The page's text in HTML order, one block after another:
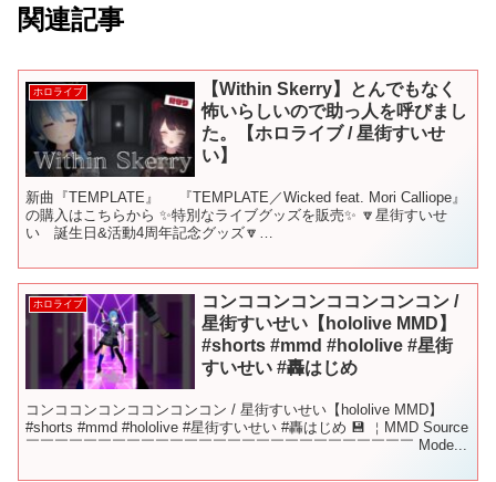
関連記事
ホロライブ
【Within Skerry】とんでもなく
怖いらしいので助っ人を呼びまし
た。【ホロライブ / 星街すいせ
い】
新曲『TEMPLATE』 『TEMPLATE／Wicked feat. Mori Calliope』
の購入はこちらから ✨特別なライブグッズを販売✨ 🔽星街すいせ
い 誕生日&活動4周年記念グッズ🔽
ホロライブ
コンココンコンココンコンコン /
星街すいせい【hololive MMD】
#shorts #mmd #hololive #星街
すいせい #轟はじめ
コンココンコンココンコンコン / 星街すいせい【hololive MMD】
#shorts #mmd #hololive #星街すいせい #轟はじめ 💾 ￤MMD Source
￣￣￣￣￣￣￣￣￣￣￣￣￣￣￣￣￣￣￣￣￣￣￣￣￣￣￣ Mode...